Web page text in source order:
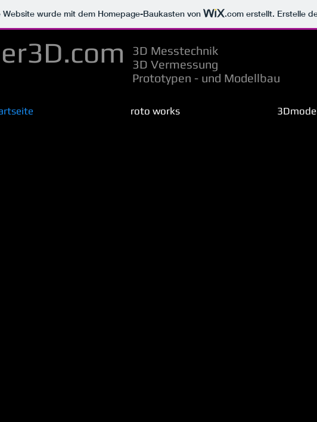
Website wurde mit dem Homepage-Baukasten von .com erstellt. Erstelle
3D Messtechnik
3D Vermessung
Prototypen - und Modellbau
roto works